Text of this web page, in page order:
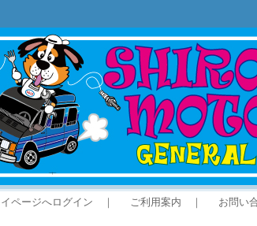
ページへログイン ｜ ご利用案内 ｜ お問い